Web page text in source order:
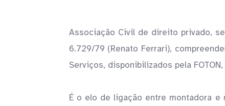
Associação Civil de direito privado,
6.729/79 (Renato Ferrari),
Serviços, disponibilizados pela
É o elo de ligação entre montadora